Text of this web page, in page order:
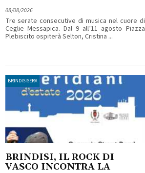
08/08/2026
Tre serate consecutive di musica nel cuore di
Ceglie Messapica. Dal 9 all’11 agosto Piazza
Plebiscito ospiterà Selton, Cristina ...
BRINDISISERA
BRINDISI, IL ROCK DI
VASCO INCONTRA LA